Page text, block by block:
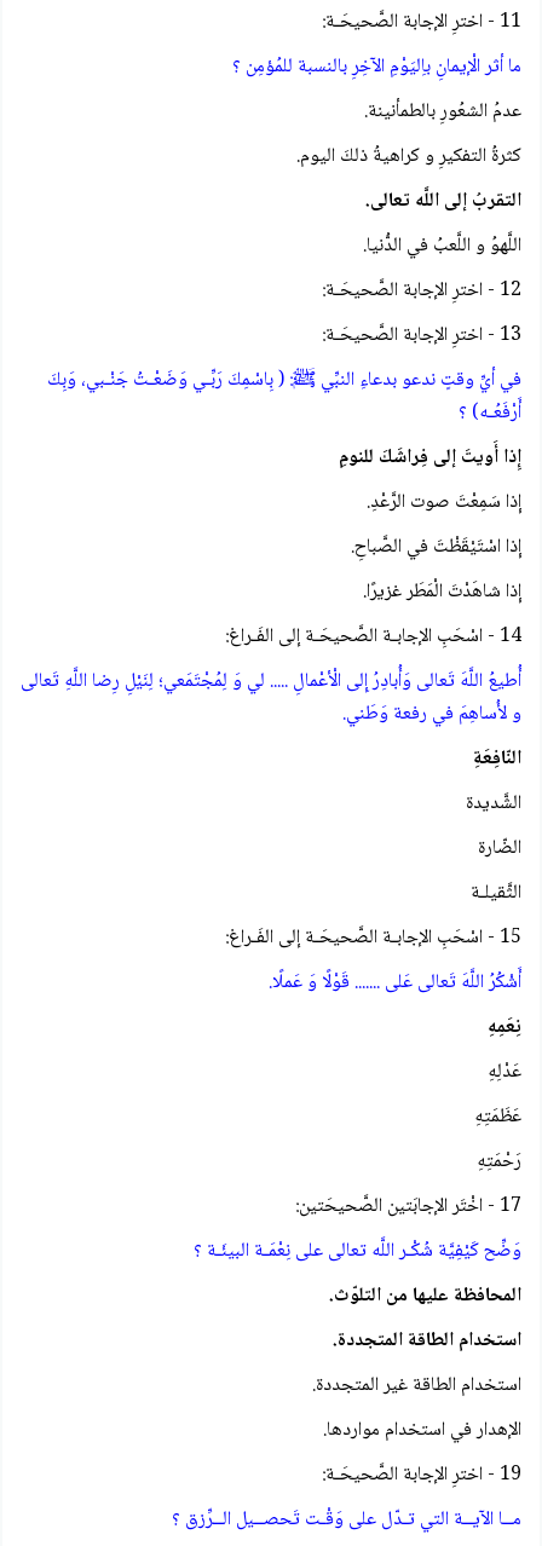
11 - اخترِ الإجابة الصَّحيحَـة:
ما أثر الْإيمانِ باِليَوْمِ الآخِرِ بالنسبة للمُؤمِن ؟
عدمُ الشعُورِ بالطمأنينة.
كثرةُ التفكيرِ و كراهيةُ ذلكَ اليوم.
التقربُ إلى اللَّه تعالى.
اللَّهوُ و اللَّعبُ في الدُّنيا.
12 - اخترِ الإجابة الصَّحيحَـة:
13 - اخترِ الإجابة الصَّحيحَـة:
في أيِّ وقتٍ ندعو بدعاءِ النبِّي ﷺ: ( بِاسْمِكَ رَبِّـي وَضَعْـتُ جَنْـبي، وَبِكَ
أَرْفَعُـه) ؟
إِذا أَويتَ إلى فِراشَكَ للنومِ
إِذا سَمِعْتَ صوت الرَّعْدِ.
إِذا اسْتَيْقَظْتَ في الصَّباحِ.
إِذا شاهَدْتَ الْمَطَر غزيرًا.
14 - اسْحَبِ الإجابـة الصَّحيحَـة إلى الفَـراغ:
أُطيعُ اللَّهَ تَعالى وَأُبادِرُ إِلى الْأعْمالِ ..... لي وَ لِمُجْتَمَعي؛ لِنَيْلِ رِضا اللَّهِ تَعالى
و لأُساهِمَ في رفعة وَطَني.
النّافِعَةِ
الشَّديدة
الضّارة
الثَّقيلـة
15 - اسْحَبِ الإجابـة الصَّحيحَـة إلى الفَـراغ:
أَشْكُرُ اللَّهَ تَعالى عَلى ....... قَوْلًا وَ عَملًا.
نِعَمِهِ
عَدْلِهِ
عَظَمَتِهِ
رَحْمَتِهِ
17 - اخْتَر الإجابَتين الصَّحيحَتين:
وَضِّح كَيْفِيَّة شُكْـر اللَّه تعالى على نِعْمَـة البيئَـة ؟
المحافظة عليها من التلوّث.
استخدام الطاقة المتجددة.
استخدام الطاقة غير المتجددة.
الإهدار في استخدام مواردها.
19 - اخترِ الإجابة الصَّحيحَـة:
مــا الآيــة التي تـدّل على وَقْـت تَحصــيل الــرِّزق ؟